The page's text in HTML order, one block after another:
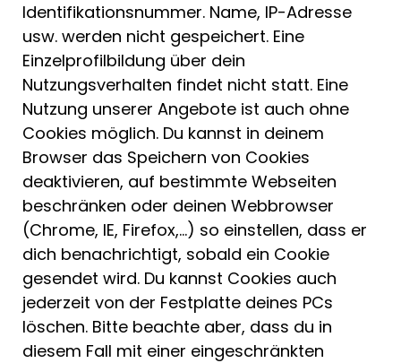
Identifikationsnummer. Name, IP-Adresse
usw. werden nicht gespeichert. Eine
Einzelprofilbildung über dein
Nutzungsverhalten findet nicht statt. Eine
Nutzung unserer Angebote ist auch ohne
Cookies möglich. Du kannst in deinem
Browser das Speichern von Cookies
deaktivieren, auf bestimmte Webseiten
beschränken oder deinen Webbrowser
(Chrome, IE, Firefox,…) so einstellen, dass er
dich benachrichtigt, sobald ein Cookie
gesendet wird. Du kannst Cookies auch
jederzeit von der Festplatte deines PCs
löschen. Bitte beachte aber, dass du in
diesem Fall mit einer eingeschränkten